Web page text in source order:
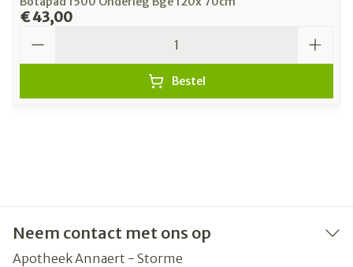
€ 43,00
Bestel
Neem contact met ons op
Apotheek Annaert - Storme